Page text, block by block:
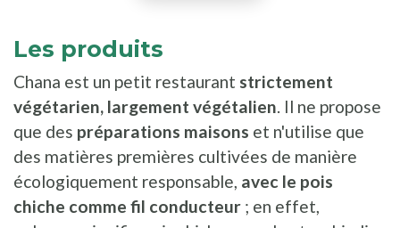
Les produits
Chana est un petit restaurant strictement
végétarien, largement végétalien. Il ne propose
que des préparations maisons et n'utilise que
des matières premières cultivées de manière
écologiquement responsable, avec le pois
chiche comme fil conducteur ; en effet,